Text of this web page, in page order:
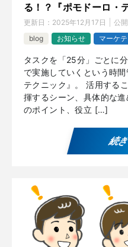
る！？『ポモドーロ・
更新日： 2025年12月17日 公
blog
お知らせ マーケ
タスクを「25分」ごとに
で実施していくという時
テクニック』。 活用する
揮するシーン、具体的な
のポイント、役立 […]
続